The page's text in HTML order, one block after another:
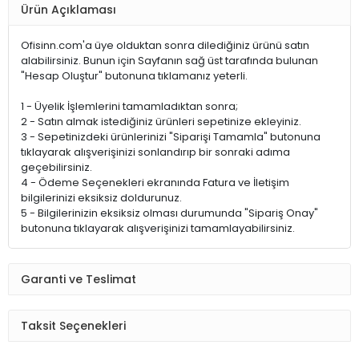
Ürün Açıklaması
Ofisinn.com'a üye olduktan sonra dilediğiniz ürünü satın
alabilirsiniz. Bunun için Sayfanın sağ üst tarafında bulunan
"Hesap Oluştur" butonuna tıklamanız yeterli.
1 - Üyelik İşlemlerini tamamladıktan sonra;
2 - Satın almak istediğiniz ürünleri sepetinize ekleyiniz.
3 - Sepetinizdeki ürünlerinizi "Siparişi Tamamla" butonuna
tıklayarak alışverişinizi sonlandırıp bir sonraki adıma
geçebilirsiniz.
4 - Ödeme Seçenekleri ekranında Fatura ve İletişim
bilgilerinizi eksiksiz doldurunuz.
5 - Bilgilerinizin eksiksiz olması durumunda "Sipariş Onay"
butonuna tıklayarak alışverişinizi tamamlayabilirsiniz.
Garanti ve Teslimat
Taksit Seçenekleri